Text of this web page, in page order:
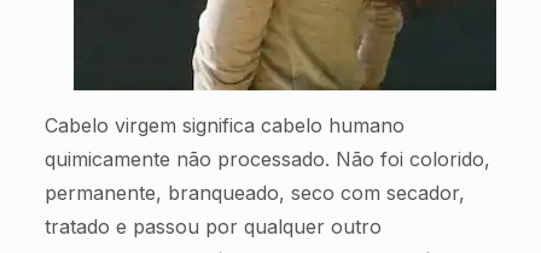
Cabelo virgem significa cabelo humano
quimicamente não processado. Não foi colorido,
permanente, branqueado, seco com secador,
tratado e passou por qualquer outro